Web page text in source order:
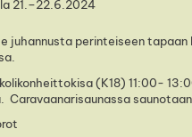
21.–22.6.2024
juhannusta perinteiseen tapaan
(K18) 11:00-
Caravaanarisaunassa